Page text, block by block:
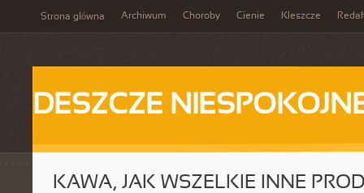
Strona główna Archiwum Choroby Cienie Kleszcze
DESZCZE
KAWA, JAK WSZELKIE INNE